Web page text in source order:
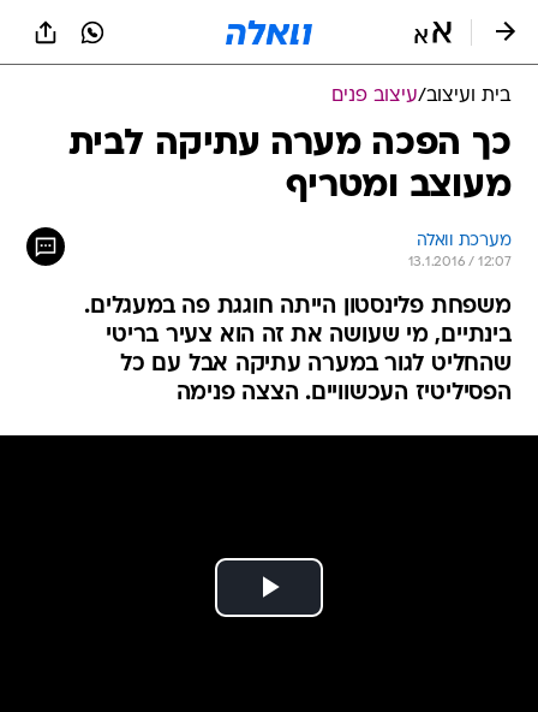
בית ועיצוב/עיצוב פנים
כך הפכה מערה עתיקה לבית
מעוצב ומטריף
מערכת וואלה
13.1.2016 / 12:07
משפחת פלינסטון הייתה חוגגת פה במעגלים.
בינתיים, מי שעושה את זה הוא צעיר בריטי
שהחליט לגור במערה עתיקה אבל עם כל
הפסיליטיז העכשוויים. הצצה פנימה